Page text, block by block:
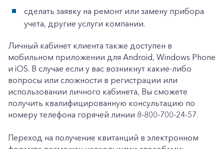
сделать заявку на ремонт или замену прибора
учета, другие услуги компании.
Личный кабинет клиента также доступен в
мобильном приложении для Android, Windows Phone
и iOS. В случае если у вас возникнут какие-либо
вопросы или сложности в регистрации или
использовании личного кабинета, Вы сможете
получить квалифицированную консультацию по
номеру телефона горячей линии 8-800-700-24-57.
Переход на получение квитанций в электронном